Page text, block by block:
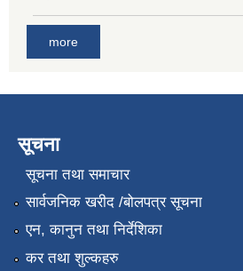
more
सूचना
सूचना तथा समाचार
सार्वजनिक खरीद /बोलपत्र सूचना
एन, कानुन तथा निर्देशिका
कर तथा शुल्कहरु